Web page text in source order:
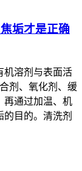
垢才是正确
机溶剂与表面活
剂、氧化剂、缓
再通过加温、机
目的。清洗剂